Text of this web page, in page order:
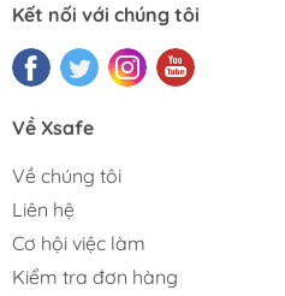
Kết nối với chúng tôi
Về Xsafe
Về chúng tôi
Liên hệ
Cơ hội việc làm
Kiểm tra đơn hàng